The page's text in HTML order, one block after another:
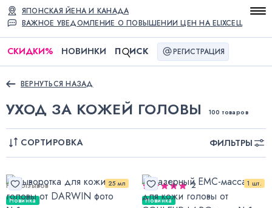
ВАЖНОЕ УВЕДОМЛЕНИЕ О ПОВЫШЕНИИ ЦЕН НА ELIXCELL
ЯПОНСКАЯ ЙЕНА И КАНАДА
СКИДКИ% НОВИНКИ П ИСК РЕГИСТРАЦИЯ
ВЕРНУТЬСЯ НАЗАД
УХОД ЗА КОЖЕЙ ГОЛОВЫ 100 товаров
СОРТИРОВКА ФИЛЬТРЫ
25 мл
Нет отзывов
Новинка
1 шт.
2
Новинка